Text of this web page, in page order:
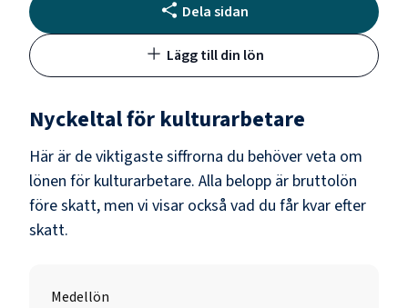
Dela sidan
Lägg till din lön
Nyckeltal för kulturarbetare
Här är de viktigaste siffrorna du behöver veta om
lönen för kulturarbetare. Alla belopp är bruttolön
före skatt, men vi visar också vad du får kvar efter
skatt.
Medellön